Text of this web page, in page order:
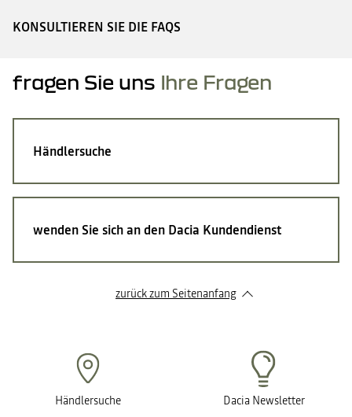
KONSULTIEREN SIE DIE FAQS
fragen Sie uns Ihre Fragen
Händlersuche
wenden Sie sich an den Dacia Kundendienst
zurück zum Seitenanfang
Händlersuche Dacia Newsletter